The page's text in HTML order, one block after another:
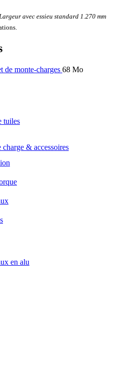
avec essieu standard 1.270 mm
de monte-charges 68 Mo
tuiles
charge & accessoires
en alu